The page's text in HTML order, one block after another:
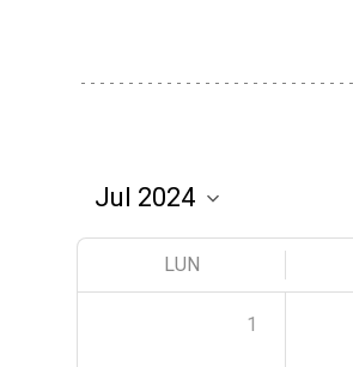
LUN
1